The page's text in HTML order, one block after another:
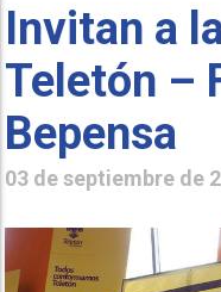
Invitan a
Teletón –
Bepensa
03 de septiembre de